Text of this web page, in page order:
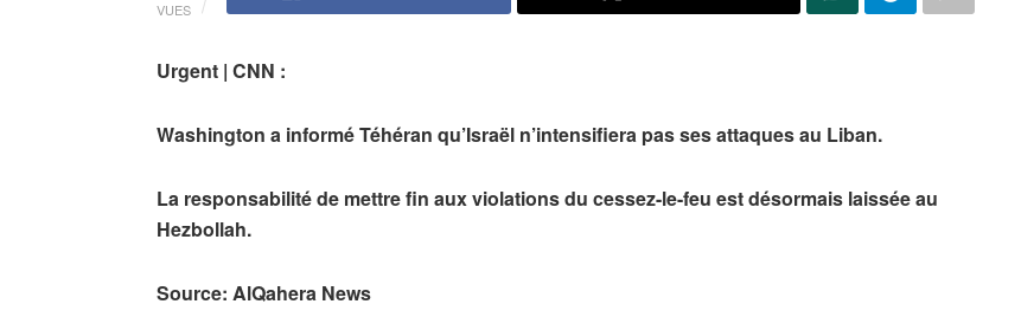
VUES
Urgent | CNN :
Washington a informé Téhéran qu’Israël n’intensifiera pas ses attaques au Liban.
La responsabilité de mettre fin aux violations du cessez-le-feu est désormais laissée au
Hezbollah.
Source: AlQahera News